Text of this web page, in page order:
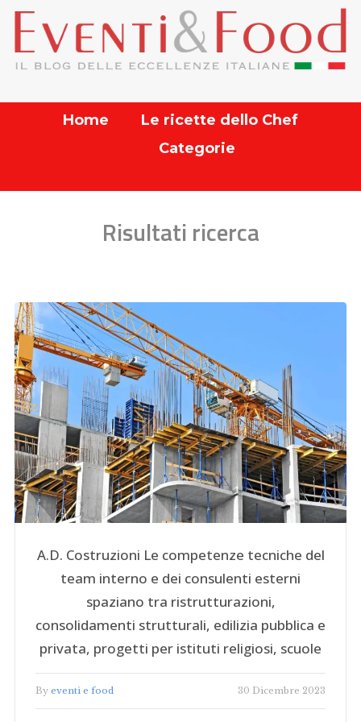
Home
Le ricette dello Chef
Categorie
Risultati ricerca
A.D. Costruzioni Le competenze tecniche del
team interno e dei consulenti esterni
spaziano tra ristrutturazioni,
consolidamenti strutturali, edilizia pubblica e
privata, progetti per istituti religiosi, scuole
By eventi e food 30 Dicembre 2023